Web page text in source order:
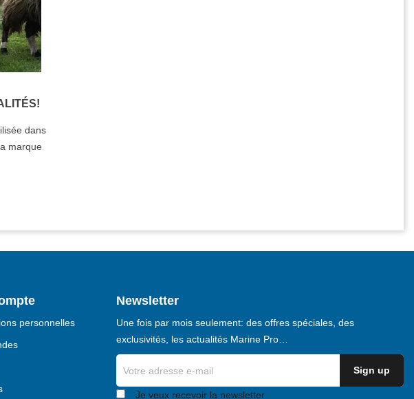
dans
marque
personnelles
Newsletter
Une fois par mois seulement: des offres spéciales, des
exclusivités, les actualités Marine Pro…
Je veux recevoir la newsletter